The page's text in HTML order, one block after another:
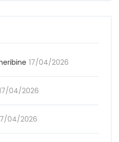
17/04/2026
04/2026
04/2026